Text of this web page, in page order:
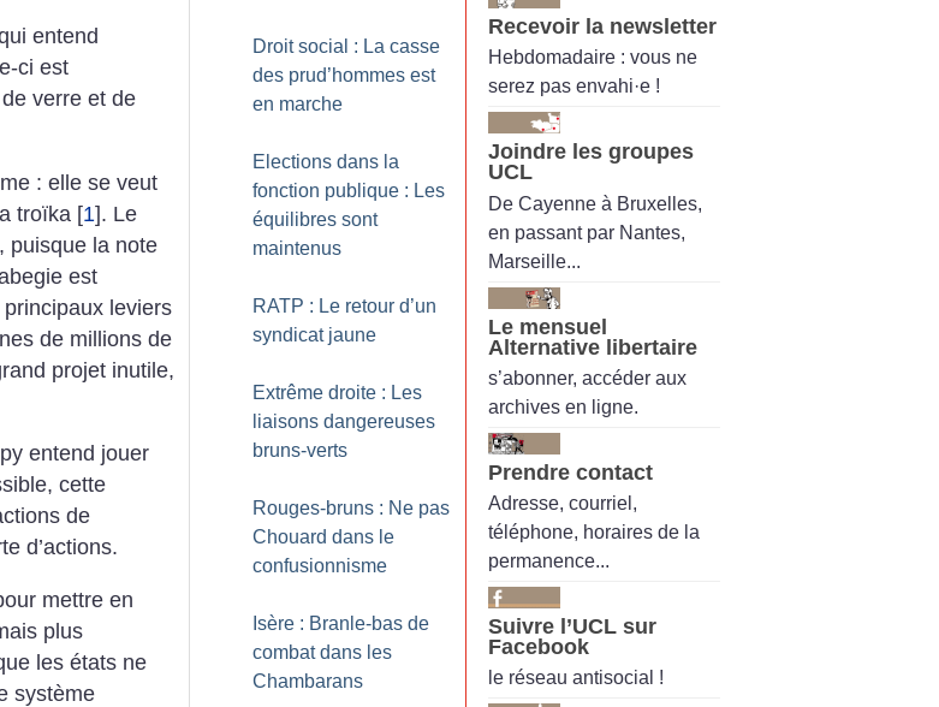
entend
ci est
verre et de
: elle se veut
troïka [1]. Le
puisque la note
est
leviers
de millions de
projet inutile,
entend jouer
cette
de
d’actions.
mettre en
plus
les états ne
système
Droit social : La casse
des prud’hommes est
en marche
Elections dans la
fonction publique : Les
équilibres sont
maintenus
RATP : Le retour d’un
syndicat jaune
Extrême droite : Les
liaisons dangereuses
bruns-verts
Rouges-bruns : Ne pas
Chouard dans le
confusionnisme
Isère : Branle-bas de
combat dans les
Chambarans
Recevoir la newsletter
Hebdomadaire : vous ne
serez pas envahi·e !
Joindre les groupes
UCL
De Cayenne à Bruxelles,
en passant par Nantes,
Marseille...
Le mensuel
Alternative libertaire
s’abonner, accéder aux
archives en ligne.
Prendre contact
Adresse, courriel,
téléphone, horaires de la
permanence...
Suivre l’UCL sur
Facebook
le réseau antisocial !